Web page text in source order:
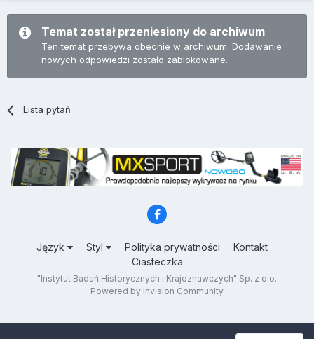
Temat został przeniesiony do archiwum
Ten temat przebywa obecnie w archiwum. Dodawanie
nowych odpowiedzi zostało zablokowane.
Lista pytań
Język Styl Polityka prywatności
Kontakt
Ciasteczka
"Instytut Badań Historycznych i Krajoznawczych" Sp. z o.o.
Powered by Invision Community